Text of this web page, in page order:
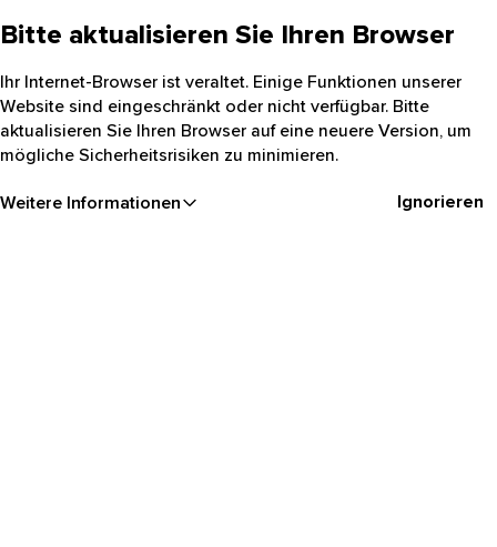
Bitte aktualisieren Sie Ihren Browser
Ihr Internet-Browser ist veraltet. Einige Funktionen unserer
Website sind eingeschränkt oder nicht verfügbar. Bitte
aktualisieren Sie Ihren Browser auf eine neuere Version, um
mögliche Sicherheitsrisiken zu minimieren.
Weitere Informationen Ignorieren